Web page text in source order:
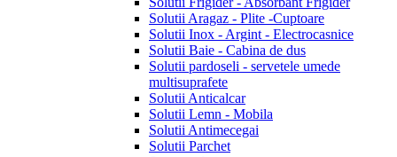
Solutii Aragaz - Plite -Cuptoare
Solutii Inox - Argint - Electrocasnice
Solutii Baie - Cabina de dus
Solutii pardoseli - servetele umede
multisuprafete
Solutii Anticalcar
Solutii Lemn - Mobila
Solutii Antimecegai
Solutii Parchet